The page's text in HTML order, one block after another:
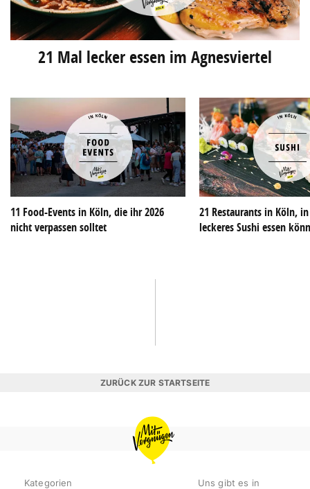
21 Mal lecker essen im Agnesviertel
11 Food-Events in Köln, die ihr 2026
nicht verpassen solltet
21 Restaurants in Köln,
leckeres Sushi essen
ZURÜCK ZUR STARTSEITE
MIT
VERGNÜGEN
KÖLN
Kategorien Uns gibt es in